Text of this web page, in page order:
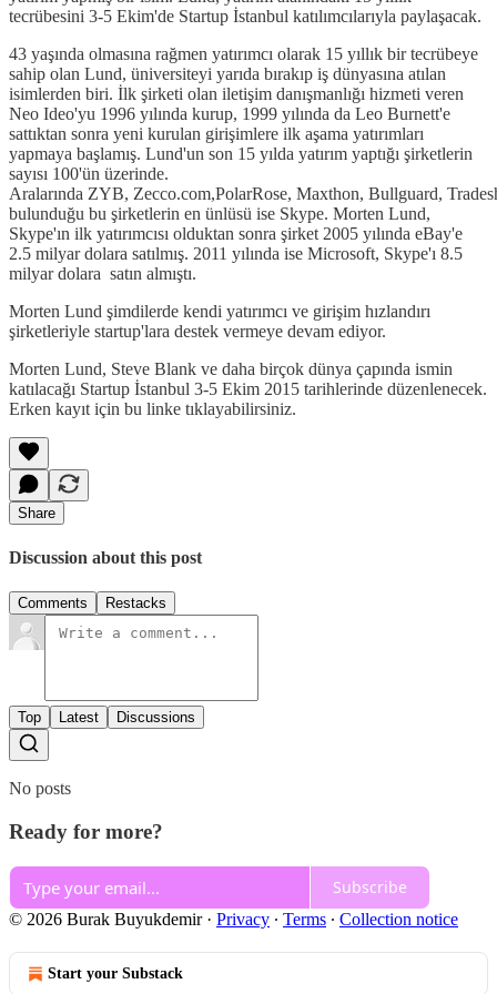
tecrübesini 3-5 Ekim'de Startup İstanbul katılımcılarıyla paylaşacak.
43 yaşında olmasına rağmen yatırımcı olarak 15 yıllık bir tecrübeye
sahip olan Lund, üniversiteyi yarıda bırakıp iş dünyasına atılan
isimlerden biri. İlk şirketi olan iletişim danışmanlığı hizmeti veren
Neo Ideo'yu 1996 yılında kurup, 1999 yılında da Leo Burnett'e
sattıktan sonra yeni kurulan girişimlere ilk aşama yatırımları
yapmaya başlamış. Lund'un son 15 yılda yatırım yaptığı şirketlerin
sayısı 100'ün üzerinde.
Aralarında ZYB, Zecco.com,PolarRose, Maxthon, Bullguard,
bulunduğu bu şirketlerin en ünlüsü ise Skype. Morten Lund,
Skype'ın ilk yatırımcısı olduktan sonra şirket 2005 yılında eBay'e
2.5 milyar dolara satılmış. 2011 yılında ise Microsoft, Skype'ı 8.5
milyar dolara satın almıştı.
Morten Lund şimdilerde kendi yatırımcı ve girişim hızlandırı
şirketleriyle startup'lara destek vermeye devam ediyor.
Morten Lund, Steve Blank ve daha birçok dünya çapında ismin
katılacağı Startup İstanbul 3-5 Ekim 2015 tarihlerinde düzenlenecek.
Erken kayıt için bu linke tıklayabilirsiniz.
Share
Discussion about this post
Comments Restacks
Top Latest Discussions
No posts
Ready for more?
Subscribe
© 2026 Burak Buyukdemir· Privacy ∙ Terms ∙ Collection notice
Start your Substack